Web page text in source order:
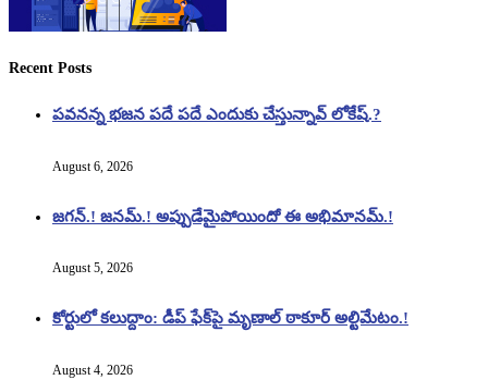
Recent Posts
పవనన్న భజన పదే పదే ఎందుకు చేస్తున్నావ్ లోకేష్.?
August 6, 2026
జగన్.! జనమ్.! అప్పుడేమైపోయిందో ఈ అభిమానమ్.!
August 5, 2026
కోర్టులో కలుద్దాం: డీప్ ఫేక్‌పై మృణాల్ ఠాకూర్ అల్టిమేటం.!
August 4, 2026